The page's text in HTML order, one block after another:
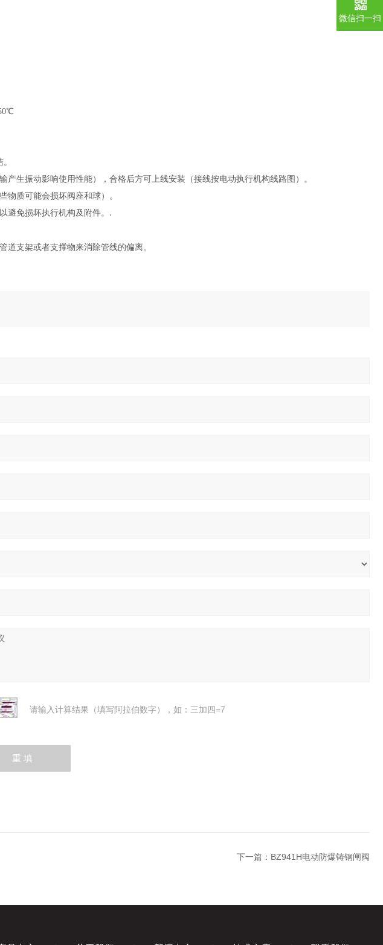
生振动影响使用性能），合格后方可上线安装（接线按电动执行机构线路图）。
物质可能会损坏阀座和球）。
避免损坏执行机构及附件。 .
道支架或者支撑物来消除管线的偏离。
请输入计算结果（填写阿拉伯数字），如：三加四=7
下一篇： BZ941H电动防爆铸钢闸阀
微信扫一扫